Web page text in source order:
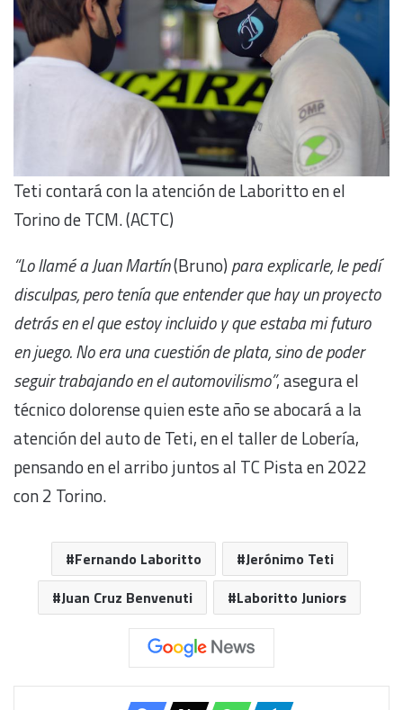
Teti contará con la atención de Laboritto en el
Torino de TCM. (ACTC)
“Lo llamé a Juan Martín(Bruno) para explicarle, le pedí
disculpas, pero tenía que entender que hay un proyecto
detrás en el que estoy incluido y que estaba mi futuro
en juego. No era una cuestión de plata, sino de poder
seguir trabajando en el automovilismo”, asegura el
técnico dolorense quien este año se abocará a la
atención del auto de Teti, en el taller de Lobería,
pensando en el arribo juntos al TC Pista en 2022
con 2 Torino.
Fernando Laboritto
Jerónimo Teti
Juan Cruz Benvenuti
Laboritto Juniors